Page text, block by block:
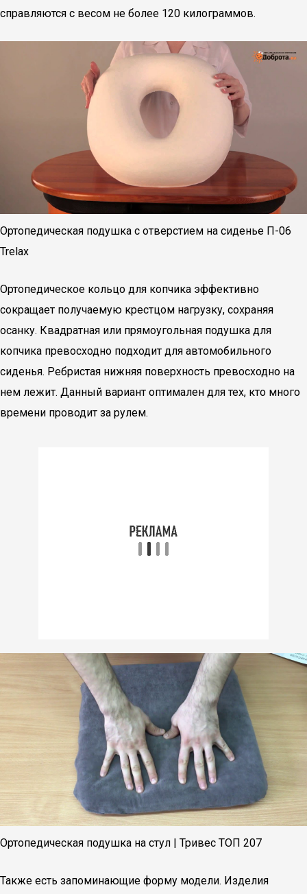
справляются с весом не более 120 килограммов.
Ортопедическая подушка с отверстием на сиденье П-06
Trelax
Ортопедическое кольцо для копчика эффективно
сокращает получаемую крестцом нагрузку, сохраняя
осанку. Квадратная или прямоугольная подушка для
копчика превосходно подходит для автомобильного
сиденья. Ребристая нижняя поверхность превосходно на
нем лежит. Данный вариант оптимален для тех, кто много
времени проводит за рулем.
Ортопедическая подушка на стул | Тривес ТОП 207
Также есть запоминающие форму модели. Изделия